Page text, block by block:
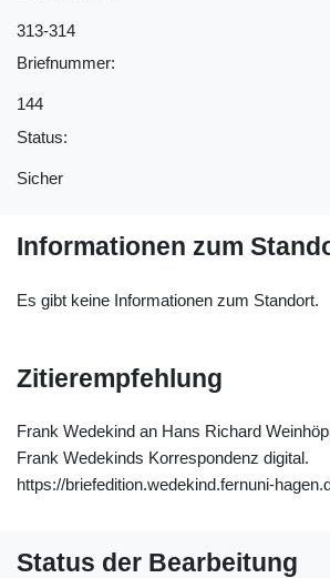
313-314
Briefnummer:
144
Status:
Sicher
Informationen zum
Es gibt keine Informationen zum Standort.
Zitierempfehlung
Frank Wedekind an Hans Richard
Frank Wedekinds Korrespondenz digital.
https://briefedition.wedekind.fernuni-
Status der Bearbeitung